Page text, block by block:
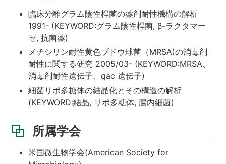
臨床分離グラム陰性桿菌の薬剤耐性機構の解析
1991- (KEYWORD:グラム陰性桿菌, β-ラクタマー
ゼ, 抗菌薬)
メチシリン耐性黄色ブドウ球菌（MRSA)の消毒剤
耐性に関する研究 2005/03- (KEYWORD:MRSA、
消毒剤耐性遺伝子、qac 遺伝子)
細菌リポ多糖体の結晶化とその構造の解析
(KEYWORD:結晶, リポ多糖体, 腸内細菌)
所属学会
米国微生物学会(American Society for